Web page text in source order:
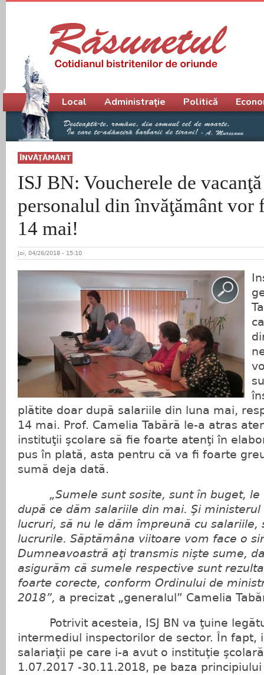
ÎNVĂŢĂMÂNT
ISJ BN: Voucherele de
personalul din învăţământ vor
14 mai!
Joi, 04/26/2018 - 15:10
plătite doar după salariile din luna mai,
14 mai. Prof. Camelia Tabără le-a atras
instituţii şcolare să fie foarte atenţi în
pus în plată, asta pentru că va fi foarte
sumă deja dată.
„Sumele sunt sosite, sunt în buget,
după ce dăm salariile din mai. Şi ministerul
lucruri, să nu le dăm împreună cu salariile,
lucrurile. Săptămâna viitoare vom face o
Dumneavoastră aţi transmis nişte sume,
asigurăm că sumele respective sunt
foarte corecte, conform Ordinului de
2018”, a precizat „generalul” Camelia
Potrivit acesteia, ISJ BN va ţuine
intermediul inspectorilor de sector. În fapt,
salariaţii pe care i-a avut o instituţie
1.07.2017 -30.11.2018, pe baza
Meniu principal
Local Administrație Politică